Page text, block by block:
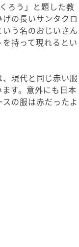
ろう」と題した教
の長いサンタクロ
う名のおじいさん
持って現れるとい
現代と同じ赤い服
す。意外にも日本
の服は赤だったよ